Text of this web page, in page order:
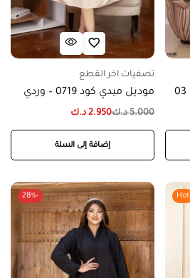
تصفيات اخر القطع
موديل ميدي كود 0719 – وردي
5.000 د.ك2.950 د.ك
إضافة إلى السلة
Hot
-28%